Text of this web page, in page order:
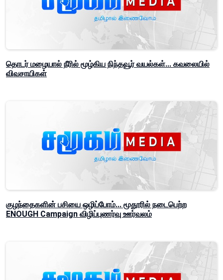
தொடர் மழையால் நீரில் மூழ்கிய நிந்தவூர் வயல்கள்... கவலையில்
விவசாயிகள்
குழந்தைகளின் பசியை ஒழிப்போம்... மூதூரில் நடைபெற்ற
ENOUGH Campaign விழிப்புணர்வு ஊர்வலம்